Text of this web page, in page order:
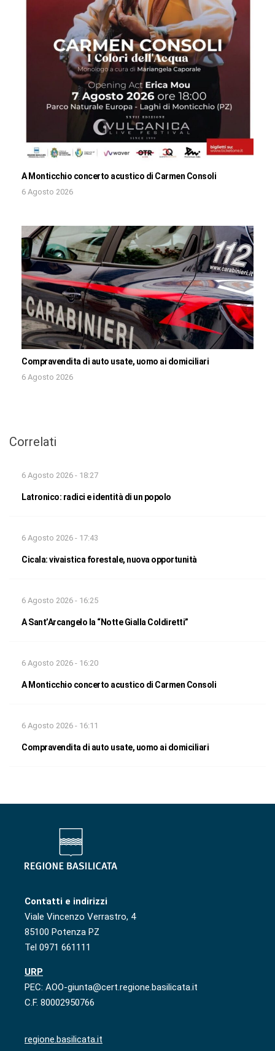
A Monticchio concerto acustico di Carmen Consoli
6 Agosto 2026
Compravendita di auto usate, uomo ai domiciliari
6 Agosto 2026
Correlati
6 Agosto 2026 - 18:27
Latronico: radici e identità di un popolo
6 Agosto 2026 - 17:43
Cicala: vivaistica forestale, nuova opportunità
6 Agosto 2026 - 16:25
A Sant’Arcangelo la “Notte Gialla Coldiretti”
6 Agosto 2026 - 16:20
A Monticchio concerto acustico di Carmen Consoli
6 Agosto 2026 - 16:11
Compravendita di auto usate, uomo ai domiciliari
Contatti e indirizzi
Viale Vincenzo Verrastro, 4
85100 Potenza PZ
Tel 0971 661111
URP
PEC: AOO-giunta@cert.regione.basilicata.it
C.F. 80002950766
regione.basilicata.it